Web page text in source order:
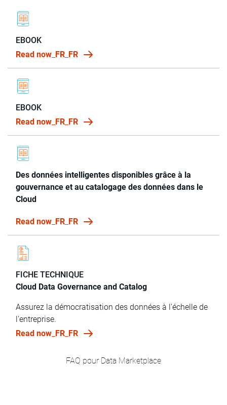
EBOOK
Read now_FR_FR
EBOOK
Read now_FR_FR
Des données intelligentes disponibles grâce à la
gouvernance et au catalogage des données dans le
Cloud
Read now_FR_FR
FICHE TECHNIQUE
Cloud Data Governance and Catalog
Assurez la démocratisation des données à l'échelle de
l'entreprise.
Read now_FR_FR
FAQ pour Data Marketplace